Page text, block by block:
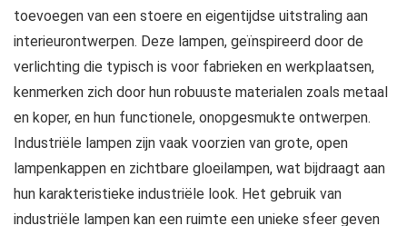
toevoegen van een stoere en eigentijdse uitstraling aan
interieurontwerpen. Deze lampen, geïnspireerd door de
verlichting die typisch is voor fabrieken en werkplaatsen,
kenmerken zich door hun robuuste materialen zoals metaal
en koper, en hun functionele, onopgesmukte ontwerpen.
Industriële lampen zijn vaak voorzien van grote, open
lampenkappen en zichtbare gloeilampen, wat bijdraagt aan
hun karakteristieke industriële look. Het gebruik van
industriële lampen kan een ruimte een unieke sfeer geven